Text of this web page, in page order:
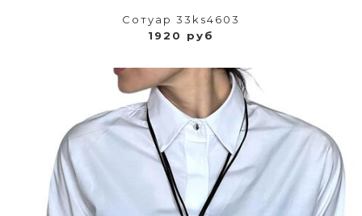
Сотуар 33ks4603
1920 руб